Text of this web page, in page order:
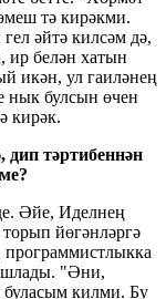
тә кирәкми.
әйтә килсәм дә,
ир белән хатын
икән, ул гаиләнең
нык булсын өчен
кирәк.
тәртибеннән
Әйе, Иделнең
йөгәнләргә
"Әни,
буласым килми. Бу